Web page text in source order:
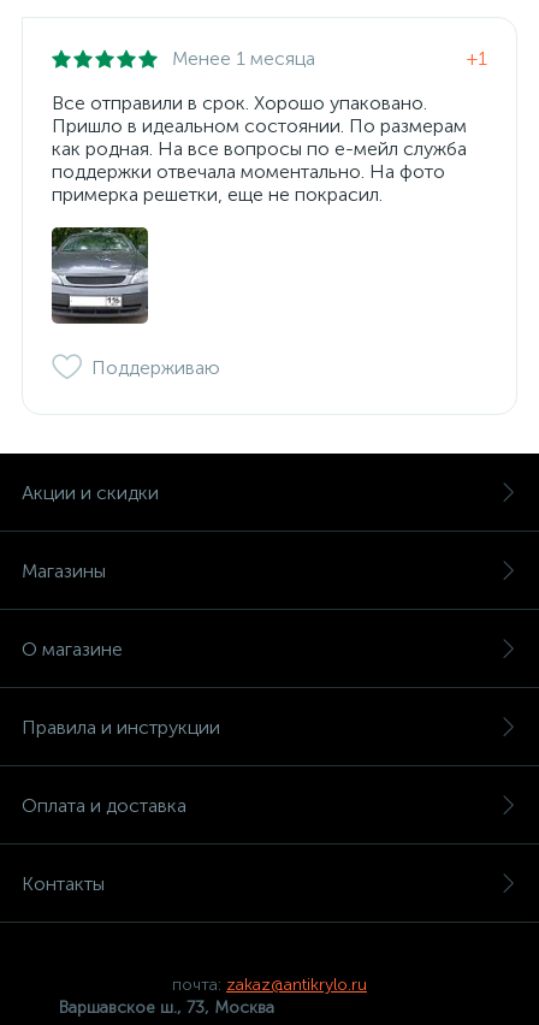
Менее 1 месяца
+1
Все отправили в срок. Хорошо упаковано.
Пришло в идеальном состоянии. По размерам
как родная. На все вопросы по е-мейл служба
поддержки отвечала моментально. На фото
примерка решетки, еще не покрасил.
Поддерживаю
Акции и скидки
Магазины
О магазине
Правила и инструкции
Оплата и доставка
Контакты
почта: zakaz@antikrylo.ru
Варшавское ш., 73, Москва